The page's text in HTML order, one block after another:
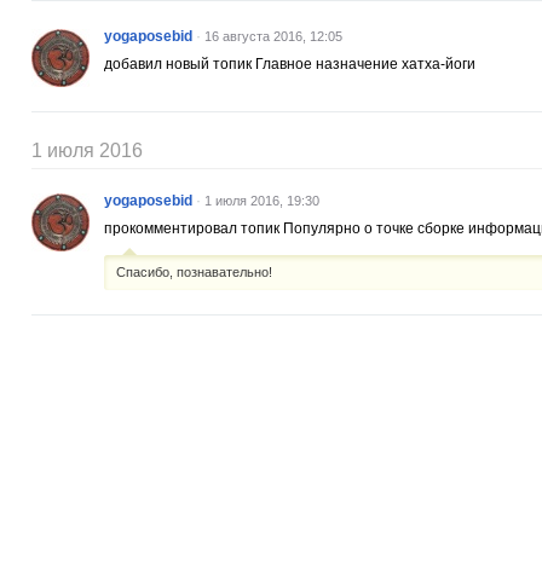
yogaposebid · 16 августа 2016, 12:05
добавил новый топик Главное назначение хатха-йоги
1 июля 2016
yogaposebid · 1 июля 2016, 19:30
прокомментировал топик Популярно о точке сборке
Спасибо, познавательно!